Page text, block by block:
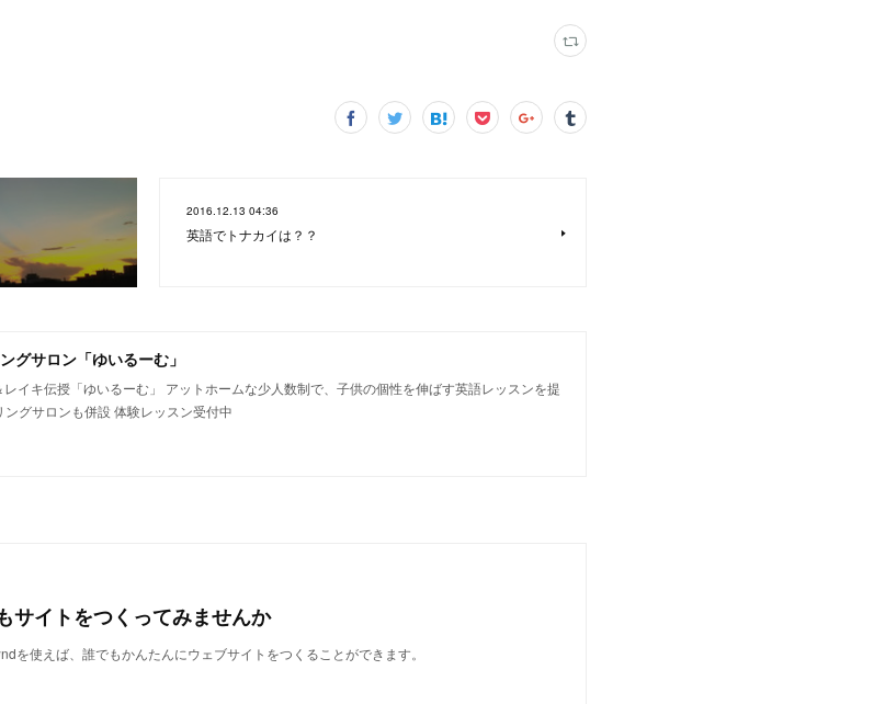
2016.12.13 04:36
英語でトナカイは？？
グサロン「ゆいるーむ」
イキ伝授「ゆいるーむ」 アットホームな少人数制で、子供の個性を伸ばす英語レッスンを提
グサロンも併設 体験レッスン受付中
サイトをつくってみませんか
を使えば、誰でもかんたんにウェブサイトをつくることができます。